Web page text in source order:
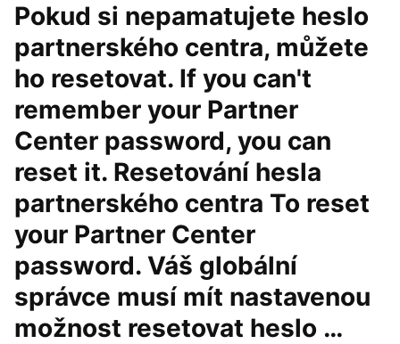
Pokud si nepamatujete heslo
partnerského centra, můžete
ho resetovat. If you can't
remember your Partner
Center password, you can
reset it. Resetování hesla
partnerského centra To reset
your Partner Center
password. Váš globální
správce musí mít nastavenou
možnost resetovat heslo …